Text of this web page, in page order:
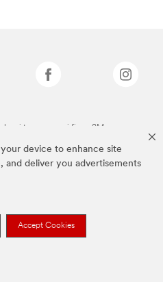
device to enhance site
and deliver you advertisements
Accept Cookies
towarowymi firmy 3M.